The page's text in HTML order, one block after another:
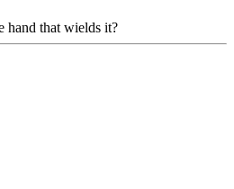
hand that wields it?